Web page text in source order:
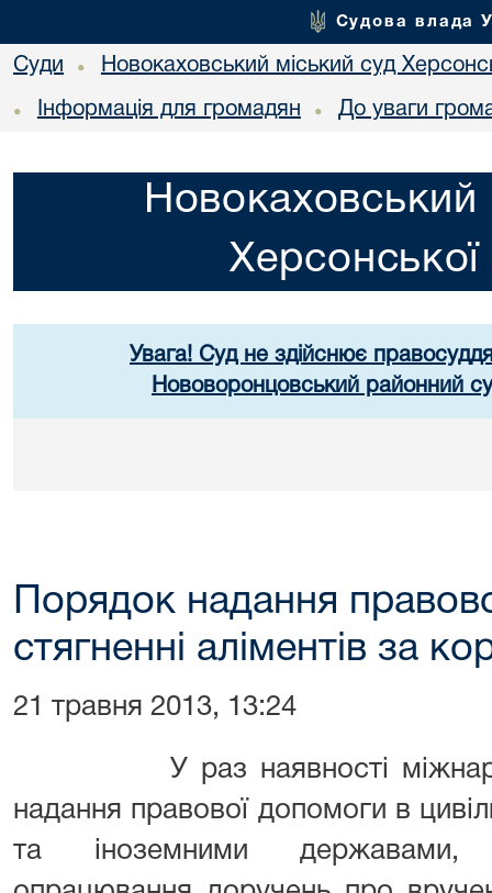
Судова влада
Суди • Новокаховський міський суд
• Інформація для громадян • До уваги
Новокаховський
Херсонської
Увага! Суд не здійснює
Нововоронцовський районний
Порядок надання
стягненні аліментів за
21 травня 2013, 13:24
У раз наявності
надання правової допомоги в
та іноземними державами,